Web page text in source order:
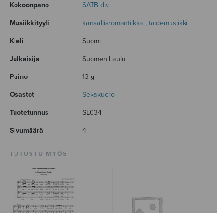
Kokoonpano
SATB div.
Musiikkityyli kansallisromantiikka , taidemusiikki
Kieli Suomi
Julkaisija Suomen Laulu
Paino 13 g
Osastot Sekakuoro
Tuotetunnus SL034
Sivumäärä 4
TUTUSTU MYÖS